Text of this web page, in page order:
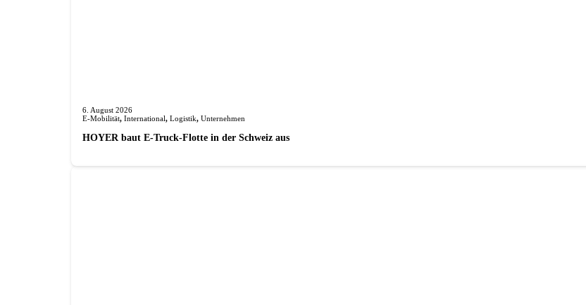
6. August 2026
E-Mobilität, International, Logistik, Unternehmen
HOYER baut E-Truck-Flotte in der Schweiz aus